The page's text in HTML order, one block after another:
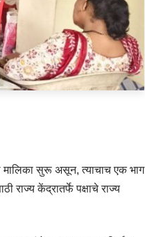
मालिका सुरू असून, त्याचाच एक भाग
राज्य केंद्रातर्फे पक्षाचे राज्य